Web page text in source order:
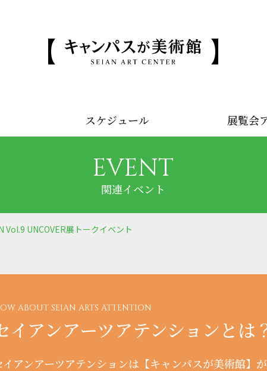
スケジュール 展覧会
EVENT
関連イベント
Vol.9 UNCOVER展トークイベント
ABOUT SEIAN ARTS ATTENTION
イアンアーツアテンションとは
イアンアーツアテンションは【キャンパスが美術館】